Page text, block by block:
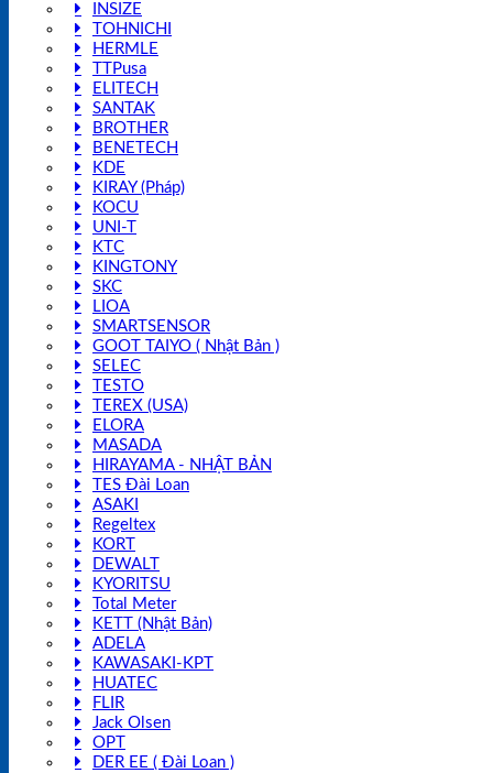
INSIZE
TOHNICHI
HERMLE
TTPusa
ELITECH
SANTAK
BROTHER
BENETECH
KDE
KIRAY (Pháp)
KOCU
UNI-T
KTC
KINGTONY
SKC
LIOA
SMARTSENSOR
GOOT TAIYO ( Nhật Bản )
SELEC
TESTO
TEREX (USA)
ELORA
MASADA
HIRAYAMA - NHẬT BẢN
TES Đài Loan
ASAKI
Regeltex
KORT
DEWALT
KYORITSU
Total Meter
KETT (Nhật Bản)
ADELA
KAWASAKI-KPT
HUATEC
FLIR
Jack Olsen
OPT
DER EE ( Đài Loan )